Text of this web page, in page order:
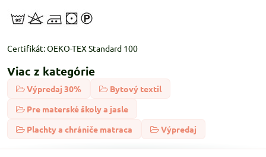
Certifikát: OEKO-TEX Standard 100
Viac z kategórie
Výpredaj 30%
Bytový textil
Pre materské školy a jasle
Plachty a chrániče matraca
Výpredaj